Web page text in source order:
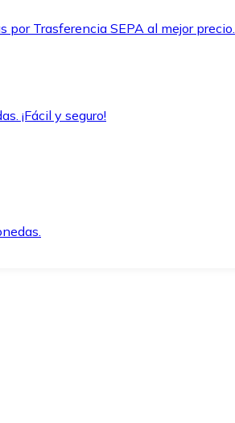
Trasferencia SEPA al mejor precio.
¡Fácil y seguro!